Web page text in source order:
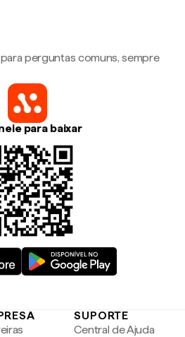
perguntas comuns, sempre
para baixar
SUPORTE
Central de Ajuda